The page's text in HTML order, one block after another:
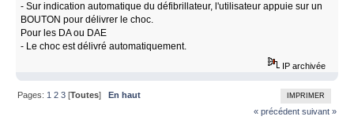
- Sur indication automatique du défibrillateur, l'utilisateur appuie sur un
BOUTON pour délivrer le choc.
Pour les DA ou DAE
- Le choc est délivré automatiquement.
IP archivée
IMPRIMER
Pages: 1 2 3 [Toutes]En haut
« précédent suivant »